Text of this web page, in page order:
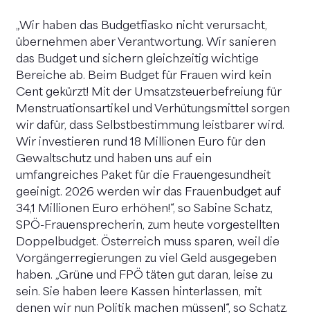
„Wir haben das Budgetfiasko nicht verursacht,
übernehmen aber Verantwortung. Wir sanieren
das Budget und sichern gleichzeitig wichtige
Bereiche ab. Beim Budget für Frauen wird kein
Cent gekürzt! Mit der Umsatzsteuerbefreiung für
Menstruationsartikel und Verhütungsmittel sorgen
wir dafür, dass Selbstbestimmung leistbarer wird.
Wir investieren rund 18 Millionen Euro für den
Gewaltschutz und haben uns auf ein
umfangreiches Paket für die Frauengesundheit
geeinigt. 2026 werden wir das Frauenbudget auf
34,1 Millionen Euro erhöhen!“, so Sabine Schatz,
SPÖ-Frauensprecherin, zum heute vorgestellten
Doppelbudget. Österreich muss sparen, weil die
Vorgängerregierungen zu viel Geld ausgegeben
haben. „Grüne und FPÖ täten gut daran, leise zu
sein. Sie haben leere Kassen hinterlassen, mit
denen wir nun Politik machen müssen!“, so Schatz.